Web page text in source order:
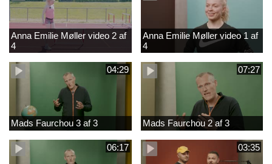
Anna Emilie Møller video 2 af
4
Anna Emilie Møller video 1 af
4
04:29
Mads Faurchou 3 af 3
07:27
Mads Faurchou 2 af 3
06:17 03:35